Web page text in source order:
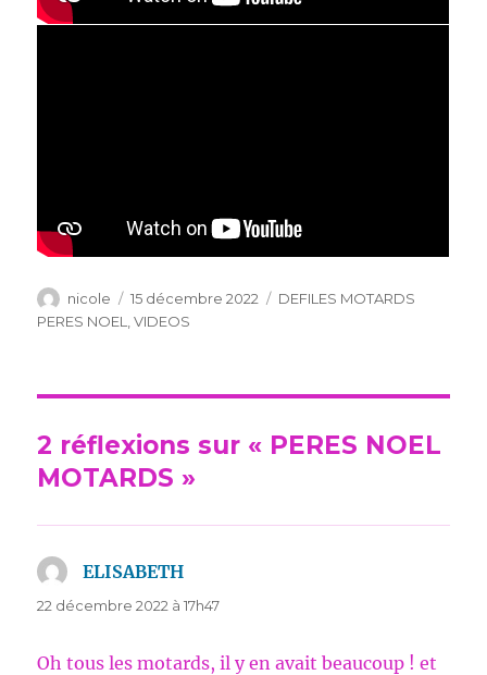
Auteur
nicole
Publié
le
15 décembre 2022 Catégories
DEFILES MOTARDS
PERES NOEL
,VIDEOS
2 réflexions sur « PERES NOEL
MOTARDS »
ELISABETH
22 décembre 2022 à 17h47
Oh tous les motards, il y en avait beaucoup ! et